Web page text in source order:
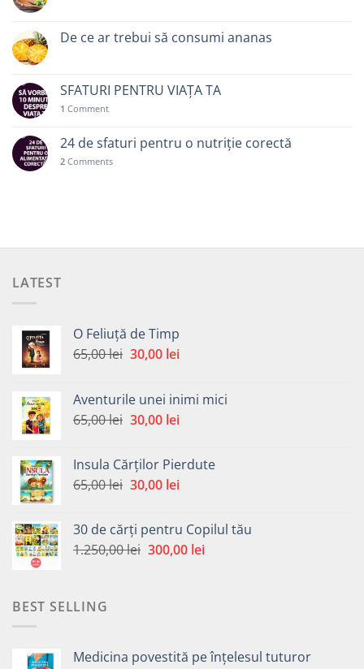
De ce ar trebui să consumi ananas
SFATURI PENTRU VIAȚA TA
1 Comment
24 de sfaturi pentru o nutriție corectă
2 Comments
LATEST
O Feliuță de Timp
65,00lei Prețul
fost:
65,00 lei.
30,00 leiPrețul
30,00 lei.
Aventurile unei inimi mici
65,00lei Prețul
fost:
65,00 lei.
30,00 leiPrețul
30,00 lei.
Insula Cărților Pierdute
65,00lei Prețul
fost:
65,00 lei.
30,00 leiPrețul
30,00 lei.
30 de cărți pentru Copilul tău
1.250,00lei Prețul
300,00 leiPrețul
BEST SELLING
Medicina povestită pe înțelesul tuturor